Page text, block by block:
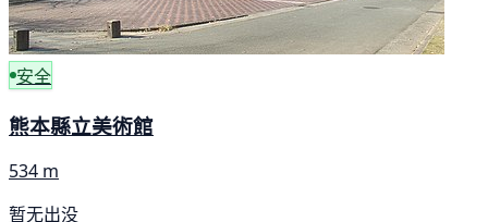
安全
熊本縣立美術館
534 m
暂无出没